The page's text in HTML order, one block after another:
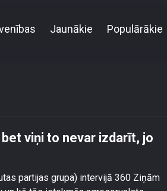
Jaunākie Populārākie
viņi to nevar izdarīt, jo
partijas grupa) intervijā 360 Ziņām